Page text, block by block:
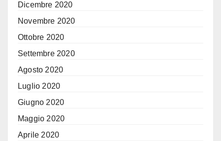
Dicembre 2020
Novembre 2020
Ottobre 2020
Settembre 2020
Agosto 2020
Luglio 2020
Giugno 2020
Maggio 2020
Aprile 2020